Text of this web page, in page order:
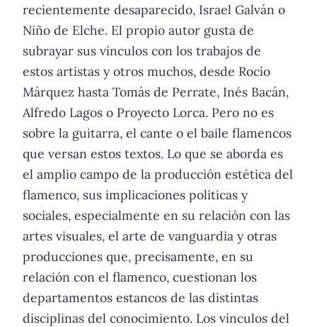
recientemente desaparecido, Israel Galván o
Niño de Elche. El propio autor gusta de
subrayar sus vínculos con los trabajos de
estos artistas y otros muchos, desde Rocío
Márquez hasta Tomás de Perrate, Inés Bacán,
Alfredo Lagos o Proyecto Lorca. Pero no es
sobre la guitarra, el cante o el baile flamencos
que versan estos textos. Lo que se aborda es
el amplio campo de la producción estética del
flamenco, sus implicaciones políticas y
sociales, especialmente en su relación con las
artes visuales, el arte de vanguardia y otras
producciones que, precisamente, en su
relación con el flamenco, cuestionan los
departamentos estancos de las distintas
disciplinas del conocimiento. Los vínculos del